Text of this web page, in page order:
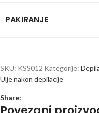
PAKIRANJE
SKU: KSS012 Kategorije:
Ulje nakon depilacije
Share: